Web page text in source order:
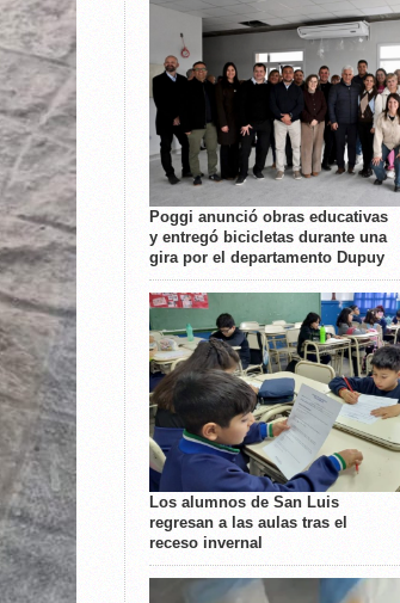
Poggi anunció obras educativas
y entregó bicicletas durante una
gira por el departamento Dupuy
Los alumnos de San Luis
regresan a las aulas tras el
receso invernal